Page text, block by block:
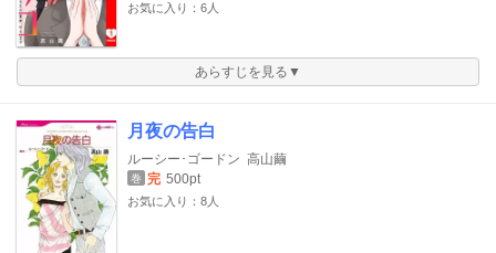
お気に入り：6人
あらすじを見る▼
月夜の告白
ルーシー･ゴードン 高山繭
巻 完 500pt
お気に入り：8人